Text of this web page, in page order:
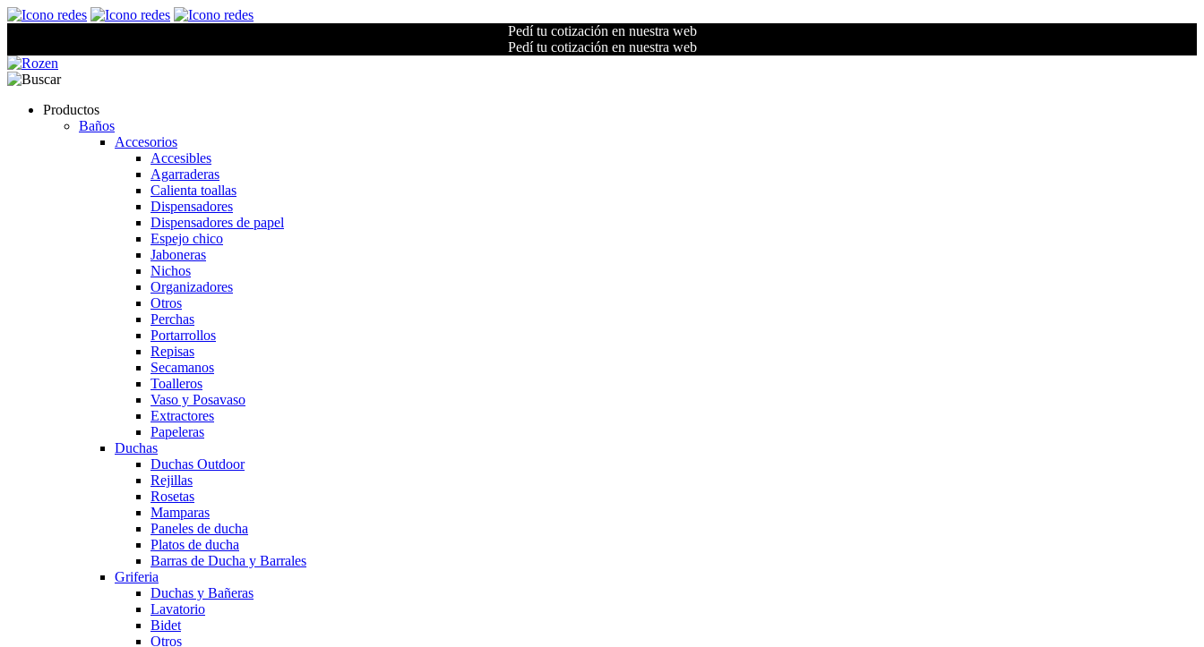
Pedí tu cotización en nuestra web
Pedí tu cotización en nuestra web
Productos
Baños
Accesorios
Accesibles
Agarraderas
Calienta toallas
Dispensadores
Dispensadores de papel
Espejo chico
Jaboneras
Nichos
Organizadores
Otros
Perchas
Portarrollos
Repisas
Secamanos
Toalleros
Vaso y Posavaso
Extractores
Papeleras
Duchas
Duchas Outdoor
Rejillas
Rosetas
Mamparas
Paneles de ducha
Platos de ducha
Barras de Ducha y Barrales
Griferia
Duchas y Bañeras
Lavatorio
Bidet
Otros